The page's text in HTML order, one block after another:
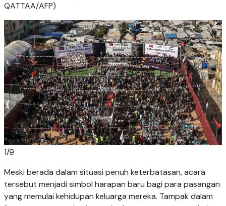
QATTAA/AFP)
1/9
Meski berada dalam situasi penuh keterbatasan, acara
tersebut menjadi simbol harapan baru bagi para pasangan
yang memulai kehidupan keluarga mereka. Tampak dalam